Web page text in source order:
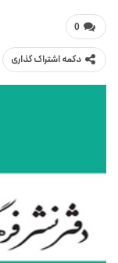
0
دکمه اشتراک گذاری